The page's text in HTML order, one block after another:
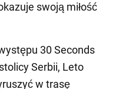
swoją miłość
30 Seconds
Serbii, Leto
w trasę